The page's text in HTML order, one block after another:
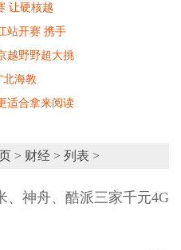
让硬核越
站开赛 携手
越野野超大挑
北海教
适合拿来阅读
> 财经 > 列表 >
神舟、酷派三家千元4G